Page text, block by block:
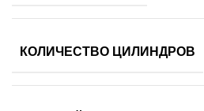
КОЛИЧЕСТВО ЦИЛИНДРОВ